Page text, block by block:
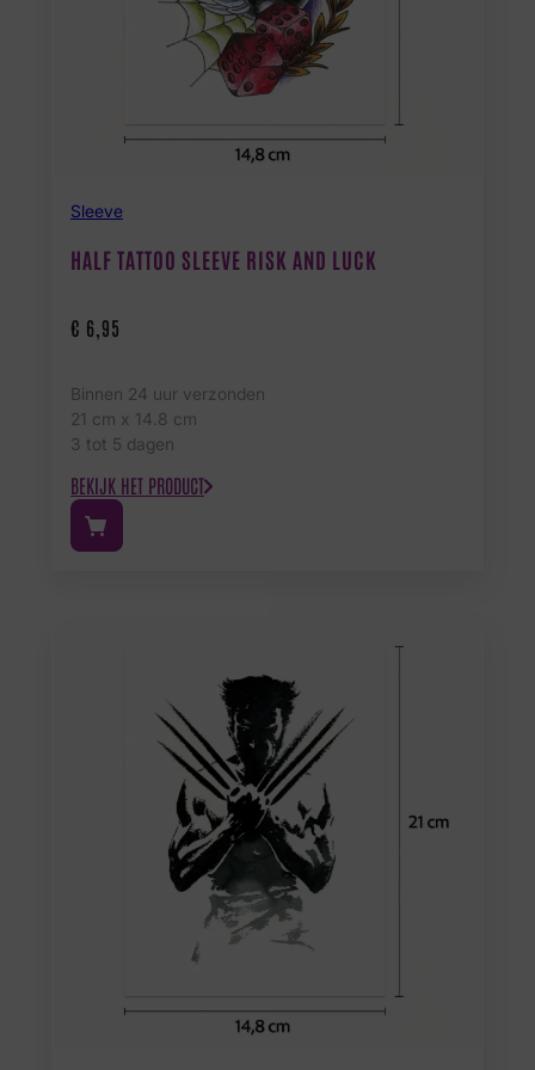
Sleeve
HALF TATTOO SLEEVE RISK AND LUCK
€ 6,95
Binnen 24 uur verzonden
21 cm x 14.8 cm
3 tot 5 dagen
BEKIJK HET PRODUCT